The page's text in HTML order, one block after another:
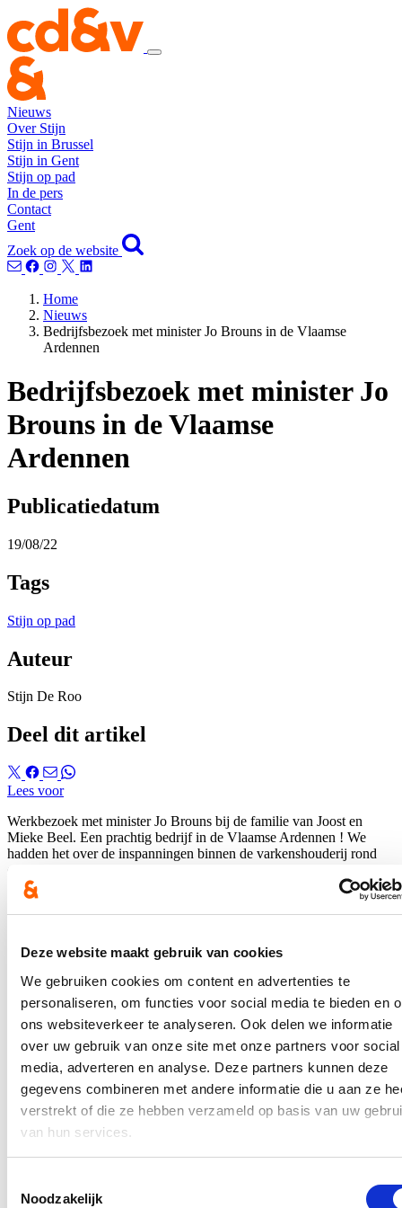
Deze website maakt gebruik van cookies
We gebruiken cookies om content en advertenties te
personaliseren, om functies voor social media te bieden en
ons websiteverkeer te analyseren. Ook delen we informatie
over uw gebruik van onze site met onze partners voor social
media, adverteren en analyse. Deze partners kunnen deze
gegevens combineren met andere informatie die u aan ze
verstrekt of die ze hebben verzameld op basis van uw
van hun services.
Noodzakelijk
Nieuws
Over Stijn
Stijn in Brussel
Stijn in Gent
Stijn op pad
In de pers
Contact
Gent
Zoek op de website
Home
Nieuws
Bedrijfsbezoek met minister Jo Brouns in de Vlaamse
Ardennen
Bedrijfsbezoek met minister Jo
Brouns in de Vlaamse
Ardennen
Publicatiedatum
19/08/22
Tags
Stijn op pad
Auteur
Stijn De Roo
Deel dit artikel
Lees voor
Werkbezoek met minister Jo Brouns bij de familie van Joost en
Mieke Beel. Een prachtig bedrijf in de Vlaamse Ardennen ! We
hadden het over de inspanningen binnen de varkenshouderij rond
energie, water, stikstof, prijsvorming,...
Nieuws
Interesse in landbouw neemt toe: meer deelnemers
aan landbouwopleidingen
22/07/26
De belangstelling om een landbouwbedrijf op te starten of over te
nemen zit in de lift. Dat blijkt uit recente cijfers die Vlaams